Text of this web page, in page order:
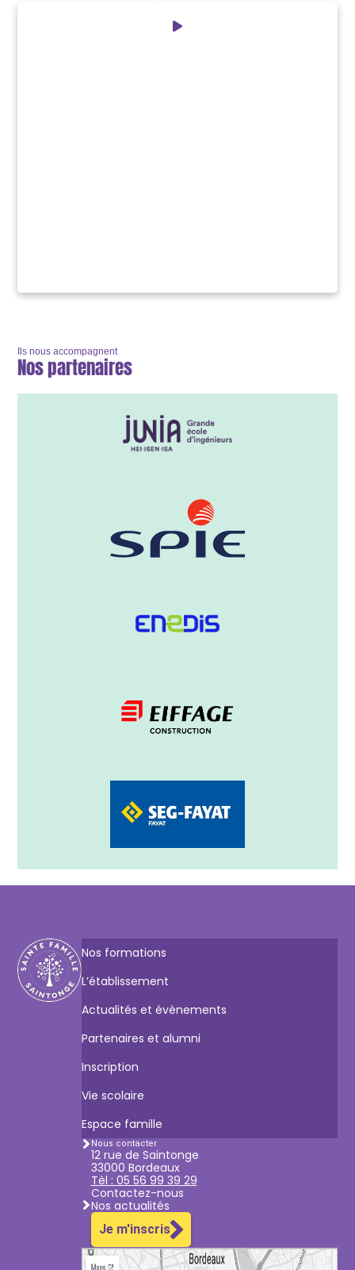
Ils nous accompagnent
Nos partenaires
Nos formations
L’établissement
Actualités et évènements
Partenaires et alumni
Inscription
Vie scolaire
Espace famille
Nous contacter
12 rue de Saintonge
33000 Bordeaux
Tèl : 05 56 99 39 29
Contactez-nous
Nos actualités
Je m'inscris